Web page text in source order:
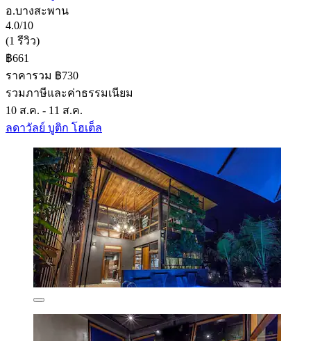
อ.บางสะพาน
4.0/10
(1 รีวิว)
฿661
ราคารวม ฿730
รวมภาษีและค่าธรรมเนียม
10 ส.ค. - 11 ส.ค.
ลดาวัลย์ บูติก โฮเต็ล